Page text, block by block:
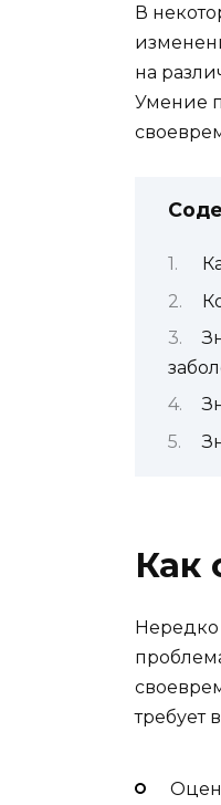
В
на
Умение
Как
Нередко
требует